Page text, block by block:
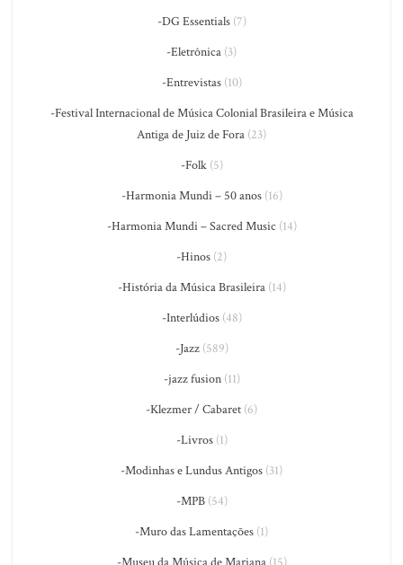
-DG Essentials(7)
-Eletrônica (3)
-Entrevistas(10)
-Festival Internacional de Música Colonial Brasileira e Música
Antiga de Juiz de Fora (23)
-Folk(5)
-Harmonia Mundi – 50 anos(16)
-Harmonia Mundi – Sacred Music (14)
-Hinos (2)
-História da Música Brasileira(14)
-Interlúdios(48)
-Jazz(589)
-jazz fusion(11)
-Klezmer / Cabaret (6)
-Livros(1)
-Modinhas e Lundus Antigos (31)
-MPB(54)
-Muro das Lamentações (1)